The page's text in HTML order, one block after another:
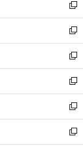
く
で
開
く
ド
ウ
で
開
く
ィ
ン
ド
ウ
で
開
く
い
ウ
ィ
ン
ド
ウ
で
開
く
新
し
い
ウ
ィ
ン
ド
ウ
で
開
く
新
し
い
ウ
ィ
ン
ド
ウ
で
開
新
し
い
ウ
ィ
ン
ド
ウ
新
し
い
ウ
ィ
ン
新
し
い
ウ
新
し